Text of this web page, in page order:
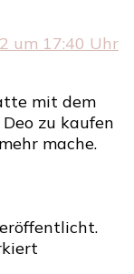
um 17:40 Uhr
mit dem
zu kaufen
mache.